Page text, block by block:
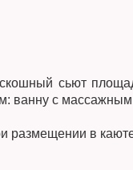
сьют
ванну с
размещении в